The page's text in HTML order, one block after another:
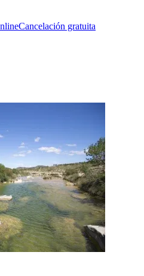
Cancelación gratuita